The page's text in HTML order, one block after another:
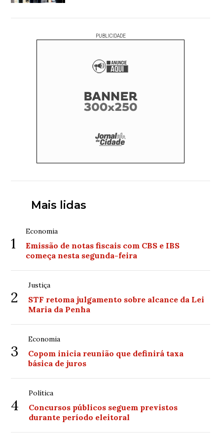
PUBLICIDADE
Mais lidas
1
Economia
Emissão de notas fiscais com CBS e IBS
começa nesta segunda-feira
2
Justiça
STF retoma julgamento sobre alcance da Lei
Maria da Penha
3
Economia
Copom inicia reunião que definirá taxa
básica de juros
4
Política
Concursos públicos seguem previstos
durante período eleitoral